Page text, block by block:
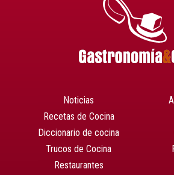
Noticias
Recetas de Cocina
Diccionario de cocina
Trucos de Cocina
Restaurantes